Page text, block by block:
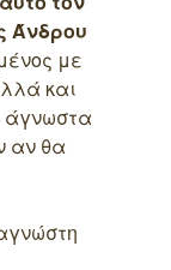
Άνδρου
με
και
άγνωστα
αν θα